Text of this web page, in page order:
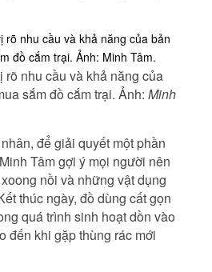
rõ nhu cầu và khả năng của
sắm đồ cắm trại. Ảnh: Minh
để giải quyết một phần
Tâm gợi ý mọi người nên
nồi và những vật dụng
thúc ngày, đồ dùng cất gọn
quá trình sinh hoạt dồn vào
đến khi gặp thùng rác mới